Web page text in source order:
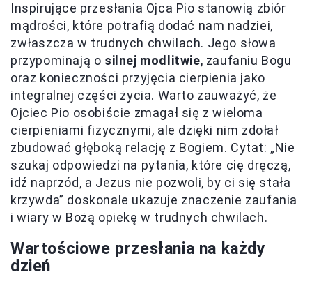
Inspirujące przesłania Ojca Pio stanowią zbiór
mądrości, które potrafią dodać nam nadziei,
zwłaszcza w trudnych chwilach. Jego słowa
przypominają o silnej modlitwie, zaufaniu Bogu
oraz konieczności przyjęcia cierpienia jako
integralnej części życia. Warto zauważyć, że
Ojciec Pio osobiście zmagał się z wieloma
cierpieniami fizycznymi, ale dzięki nim zdołał
zbudować głęboką relację z Bogiem. Cytat: „Nie
szukaj odpowiedzi na pytania, które cię dręczą,
idź naprzód, a Jezus nie pozwoli, by ci się stała
krzywda” doskonale ukazuje znaczenie zaufania
i wiary w Bożą opiekę w trudnych chwilach.
Wartościowe przesłania na każdy
dzień